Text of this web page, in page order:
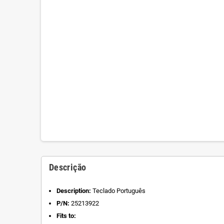
Descrição
Description: Teclado Português
P/N: 25213922
Fits to: